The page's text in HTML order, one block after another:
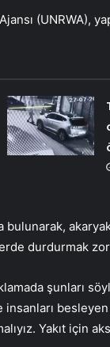
(UNRWA),
bulunarak,
durdurmak
şunları
insanları
Yakıt için